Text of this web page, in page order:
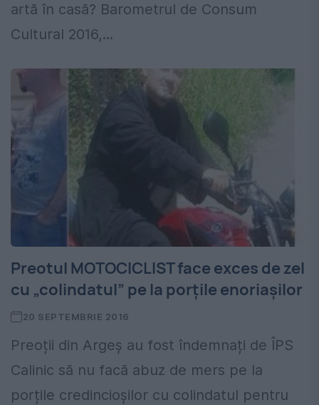
artă în casă? Barometrul de Consum
Cultural 2016,...
Preotul MOTOCICLIST face exces de zel
cu „colindatul” pe la porțile enoriașilor
20 SEPTEMBRIE 2016
Preoții din Argeș au fost îndemnați de ÎPS
Calinic să nu facă abuz de mers pe la
porțile credincioșilor cu colindatul pentru